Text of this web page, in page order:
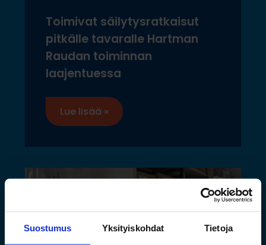
Suostumus Yksityiskohdat Tietoja
Toimivat säilytysratkaisut
pitkälle tavaralle Hartman
Raudan toiminnan
laajentuessa
Lue lisää »